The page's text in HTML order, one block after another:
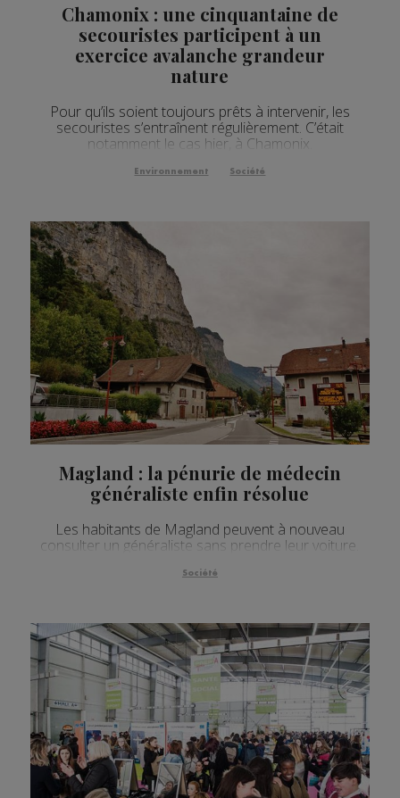
Chamonix : une cinquantaine de
secouristes participent à un
exercice avalanche grandeur
nature
Pour qu’ils soient toujours prêts à intervenir, les
secouristes s’entraînent régulièrement. C’était
notamment le cas hier, à Chamonix.
Environnement Société
Magland : la pénurie de médecin
généraliste enfin résolue
Les habitants de Magland peuvent à nouveau
consulter un généraliste sans prendre leur voiture.
Société